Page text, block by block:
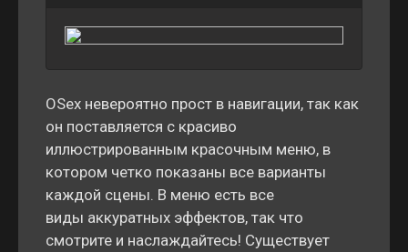
OSex невероятно прост в навигации, так как
он поставляется с красиво
иллюстрированным красочным меню, в
котором четко показаны все варианты
каждой сцены. В меню есть все
виды аккуратных эффектов, так что
смотрите и наслаждайтесь! Существует